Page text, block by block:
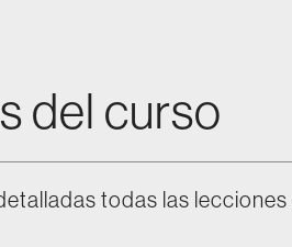
del curso
todas las lecciones